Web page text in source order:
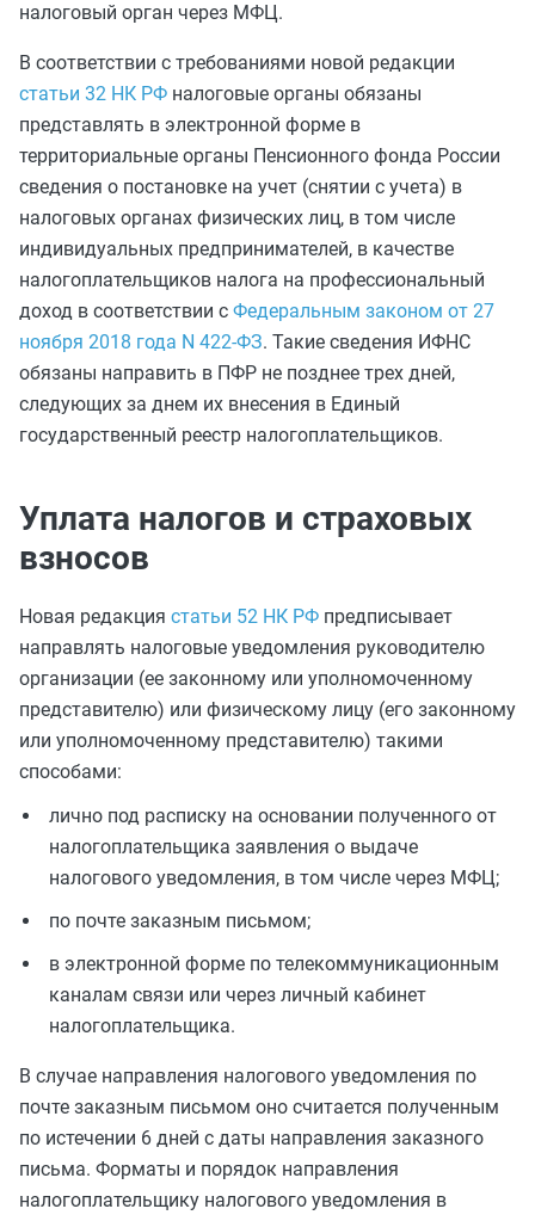
налоговый орган через МФЦ.
В соответствии с требованиями новой редакции
статьи 32 НК РФ налоговые органы обязаны
представлять в электронной форме в
территориальные органы Пенсионного фонда России
сведения о постановке на учет (снятии с учета) в
налоговых органах физических лиц, в том числе
индивидуальных предпринимателей, в качестве
налогоплательщиков налога на профессиональный
доход в соответствии с Федеральным законом от 27
ноября 2018 года N 422-ФЗ. Такие сведения ИФНС
обязаны направить в ПФР не позднее трех дней,
следующих за днем их внесения в Единый
государственный реестр налогоплательщиков.
Уплата налогов и страховых
взносов
Новая редакция статьи 52 НК РФ предписывает
направлять налоговые уведомления руководителю
организации (ее законному или уполномоченному
представителю) или физическому лицу (его законному
или уполномоченному представителю) такими
способами:
лично под расписку на основании полученного от
налогоплательщика заявления о выдаче
налогового уведомления, в том числе через МФЦ;
по почте заказным письмом;
в электронной форме по телекоммуникационным
каналам связи или через личный кабинет
налогоплательщика.
В случае направления налогового уведомления по
почте заказным письмом оно считается полученным
по истечении 6 дней с даты направления заказного
письма. Форматы и порядок направления
налогоплательщику налогового уведомления в